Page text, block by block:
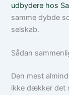
udbydere hos
samme dybde
selskab.
Sådan
Den mest
ikke dækker det